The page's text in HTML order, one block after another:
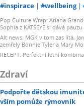
#inspirace #wellbeing
Pop Culture Wrap: Ariana
Sophia z KATSEYE si dává
Alt news: MGK v tom zas lítá,
zemřely Bonnie Tyler a Mary
RECEPT: Perfektní letní
Zdraví
Podpořte dětskou
vším pomůže rýmovník